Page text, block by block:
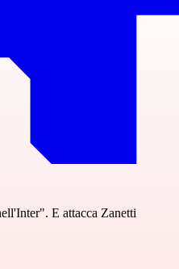
E attacca Zanetti